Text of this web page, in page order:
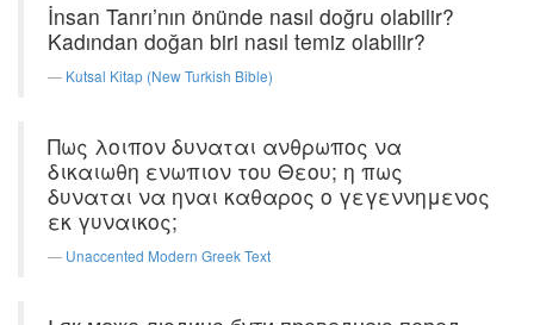
İnsan Tanrı’nın önünde nasıl doğru olabilir?
Kadından doğan biri nasıl temiz olabilir?
Kutsal Kitap (New Turkish Bible)
Πως λοιπον δυναται ανθρωπος να
δικαιωθη ενωπιον του Θεου; η πως
δυναται να ηναι καθαρος ο γεγεννημενος
εκ γυναικος;
Unaccented Modern Greek Text